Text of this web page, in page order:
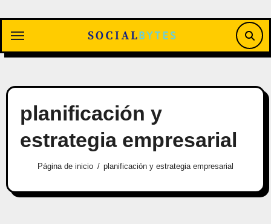
contenido
planificación y
estrategia empresarial
Página de inicio planificación y estrategia empresarial